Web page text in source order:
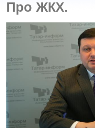
Про ЖКХ.